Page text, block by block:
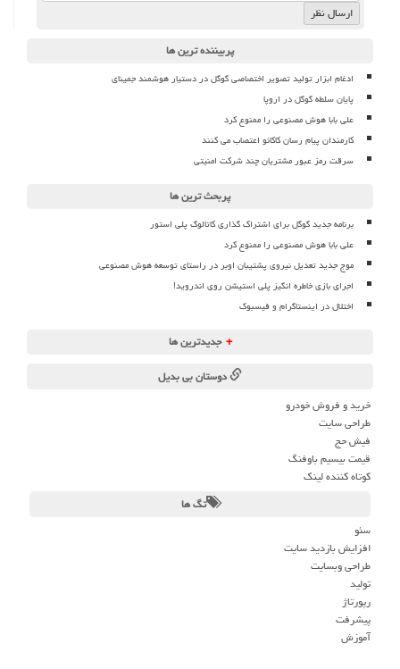
پربیننده ترین ها
ادغام ابزار تولید تصویر اختصاصی گوگل در دستیار هوشمند جمینای
پایان سلطه گوگل در اروپا
علی بابا هوش مصنوعی را ممنوع کرد
کارمندان پیام رسان کاکائو اعتصاب می کنند
سرقت رمز عبور مشتریان چند شرکت امنیتی
پربحث ترین ها
برنامه جدید گوگل برای اشتراک گذاری کاتالوگ پلی استور
علی بابا هوش مصنوعی را ممنوع کرد
موج جدید تعدیل نیروی پشتیبان اوبر در راستای توسعه هوش مصنوعی
اجرای بازی خاطره انگیز پلی استیشن روی اندروید!
اختلال در اینستاگرام و فیسبوک
+ جدیدترین ها
دوستان بی بدیل
خرید و فروش خودرو
طراحی سایت
فیش حج
قیمت بیسیم باوفنگ
کوتاه کننده لینک
تگ ها
سئو
افزایش بازدید سایت
طراحی وبسایت
تولید
رپورتاژ
پیشرفت
آموزش